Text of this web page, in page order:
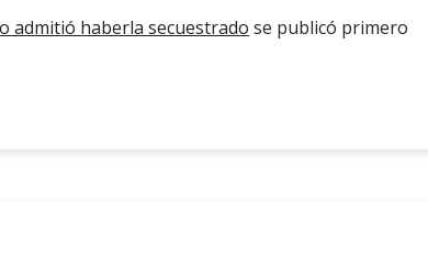
admitió haberla secuestrado se publicó primero